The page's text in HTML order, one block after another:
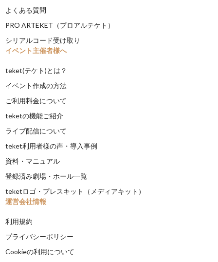
よくある質問
PRO ARTEKET（プロアルテケト）
シリアルコード受け取り
イベント主催者様へ
teket(テケト)とは？
イベント作成の方法
ご利用料金について
teketの機能ご紹介
ライブ配信について
teket利用者様の声・導入事例
資料・マニュアル
登録済み劇場・ホール一覧
teketロゴ・プレスキット（メディアキット）
運営会社情報
利用規約
プライバシーポリシー
Cookieの利用について